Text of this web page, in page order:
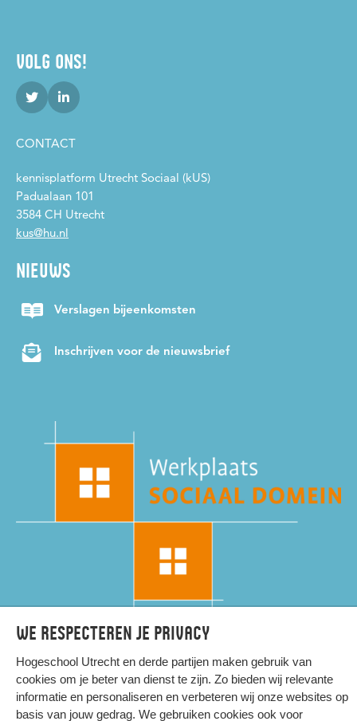
We respecteren je privacy
Hogeschool Utrecht en derde partijen maken gebruik van
cookies om je beter van dienst te zijn. Zo bieden wij relevante
informatie en personaliseren en verbeteren wij onze websites op
basis van jouw gedrag. We gebruiken cookies ook voor
VOLG ONS!
CONTACT
kennisplatform Utrecht Sociaal (kUS)
Padualaan 101
3584 CH Utrecht
kus@hu.nl
NIEUWS
Verslagen bijeenkomsten
Inschrijven voor de nieuwsbrief
HIER KOMT ALLES SAMEN